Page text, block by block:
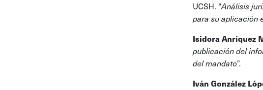
UCSH. “Análisis
para su aplicación
Isidora Anríquez
publicación del
del mandato”.
Iván González